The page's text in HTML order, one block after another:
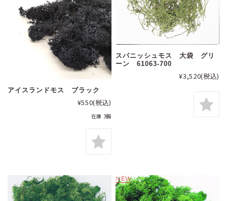
アイスランドモス ブラック
¥550(税込)
在庫 3個
スパニッシュモス 大袋 グリ
ーン 61063-700
¥3,520(税込)